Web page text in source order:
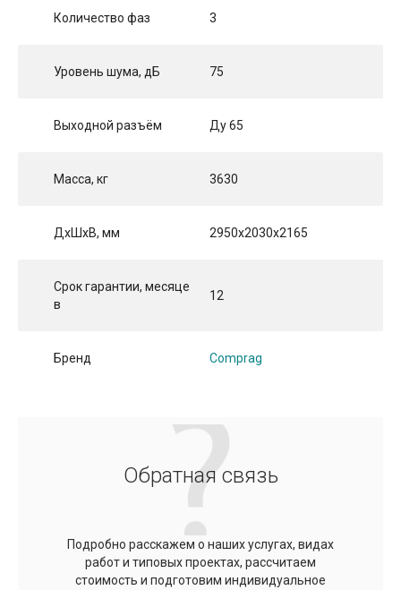
Количество фаз 3
Уровень шума, дБ 75
Выходной разъём Ду 65
Масса, кг 3630
ДхШхВ, мм 2950x2030x2165
Срок гарантии, месяце
в
12
Бренд Comprag
Обратная связь
Подробно расскажем о наших услугах, видах
работ и типовых проектах, рассчитаем
стоимость и подготовим индивидуальное